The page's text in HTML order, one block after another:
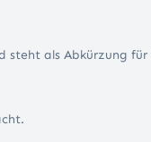
steht als Abkürzung für